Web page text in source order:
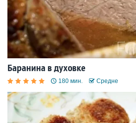
Баранина в духовке
180 мин. Средне